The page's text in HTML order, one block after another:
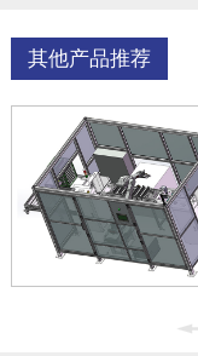
其他产品推荐